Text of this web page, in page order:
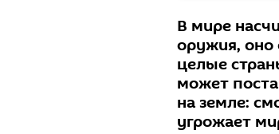
В мире
оружия,
целые
может
на земле:
угрожает